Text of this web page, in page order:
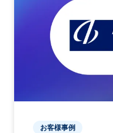
お客様事例